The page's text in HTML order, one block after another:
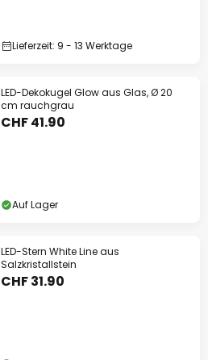
Lieferzeit: 9 - 13 Werktage
LED-Dekokugel Glow aus Glas, Ø 20
cm rauchgrau
CHF 41.90
Auf Lager
LED-Stern White Line aus
Salzkristallstein
CHF 31.90